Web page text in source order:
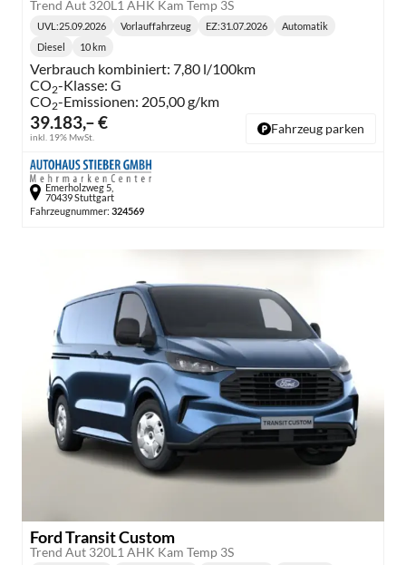
Trend Aut 320L1 AHK Kam Temp 3S
39.183,– €
inkl. 19% MwSt.
Lieferzeit:
UVL :25.09.2026 Vorlauffahrzeug EZ:31.07.2026
Getriebe:
Automatik
Kraftstoff:
Diesel
Kilometerstand:
10 km
Verbrauch kombiniert: 7,80 l/100km
CO2-Klasse: G
CO2-Emissionen: 205,00 g/km
Fahrzeug parken
Emerholzweg 5,
70439 Stuttgart
Fahrzeugnummer: 324569
Ford Transit Custom
Trend Aut 320L1 AHK Kam Temp 3S